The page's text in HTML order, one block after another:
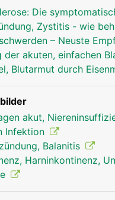
Die
Zystitis - wie
– Neuste
der akuten, einfachen
Blutarmut durch
akut,
Infektion
Balanitis
Harninkontinenz,